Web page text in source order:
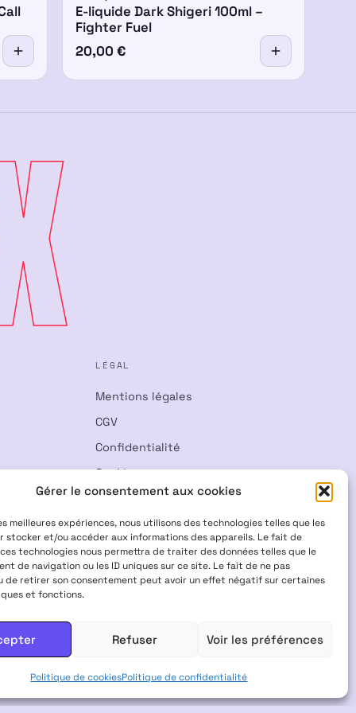
Gérer le consentement aux cookies
meilleures expériences, nous utilisons des technologies telles que les
stocker et/ou accéder aux informations des appareils. Le fait de
technologies nous permettra de traiter des données telles que le
de navigation ou les ID uniques sur ce site. Le fait de ne pas
de retirer son consentement peut avoir un effet négatif sur certaines
et fonctions.
Refuser Voir les préférences
Politique de cookiesPolitique de confidentialité
E-liquide Dark Shigeri 100ml –
Fighter Fuel
20,00 €
LÉGAL
Mentions légales
CGV
Confidentialité
Cookies
Rétractation
AUX FEMMES ENCEINTES & ALLAITANTES · NE PAS